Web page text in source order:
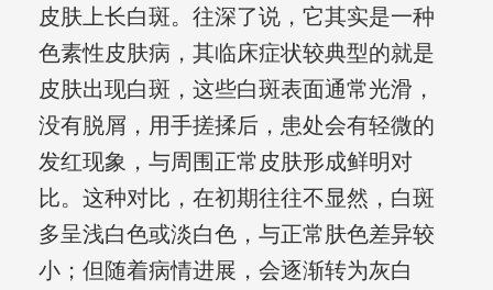
皮肤上长白斑。往深了说，它其实是一种
色素性皮肤病，其临床症状较典型的就是
皮肤出现白斑，这些白斑表面通常光滑，
没有脱屑，用手搓揉后，患处会有轻微的
发红现象，与周围正常皮肤形成鲜明对
比。这种对比，在初期往往不显然，白斑
多呈浅白色或淡白色，与正常肤色差异较
小；但随着病情进展，会逐渐转为灰白